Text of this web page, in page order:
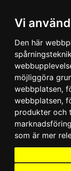
Vi
Den här
möjliggöra
webbplatsen,
webbplatsen,
produkter och
som är mer